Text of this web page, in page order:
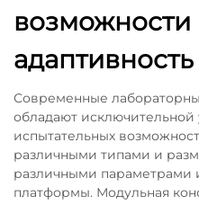
возможности
адаптивность
Современные
обладают
испытательных
различными типами и
различными параметрами
платформы. Модульная